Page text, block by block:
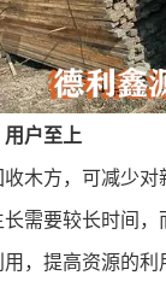
户至上
木方，可减少
需要较长时间
，提高资源的